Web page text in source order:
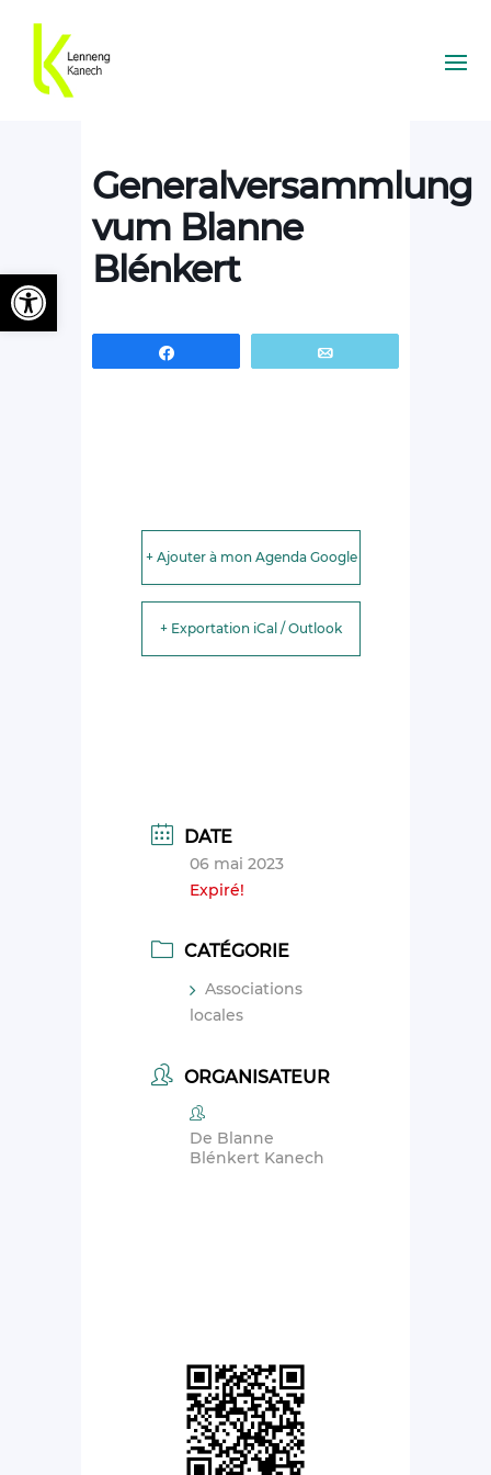
Generalversammlung
vum Blanne
Blénkert
+ Ajouter à mon Agenda Google
+ Exportation iCal / Outlook
DATE
06 mai 2023
Expiré!
CATÉGORIE
Associations
locales
ORGANISATEUR
De Blanne
Blénkert Kanech
Ouvrir la barre d’outils